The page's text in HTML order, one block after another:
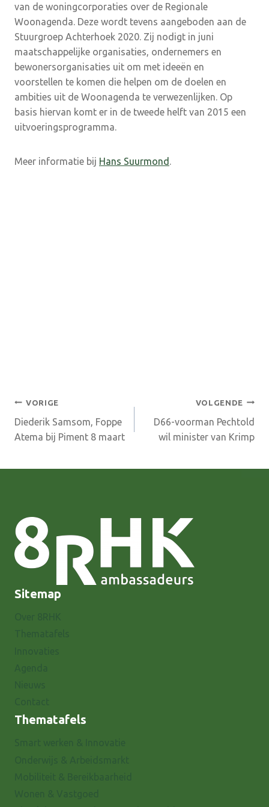
van de woningcorporaties over de Regionale
Woonagenda. Deze wordt tevens aangeboden aan de
Stuurgroep Achterhoek 2020. Zij nodigt in juni
maatschappelijke organisaties, ondernemers en
bewonersorganisaties uit om met ideeën en
voorstellen te komen die helpen om de doelen en
ambities uit de Woonagenda te verwezenlijken. Op
basis hiervan komt er in de tweede helft van 2015 een
uitvoeringsprogramma.
Meer informatie bij Hans Suurmond .
Bericht
navigatie
VORIGE
Diederik Samsom, Foppe
Atema bij Piment 8 maart
VOLGENDE
D66-voorman Pechtold
wil minister van Krimp
Sitemap
Thematafels